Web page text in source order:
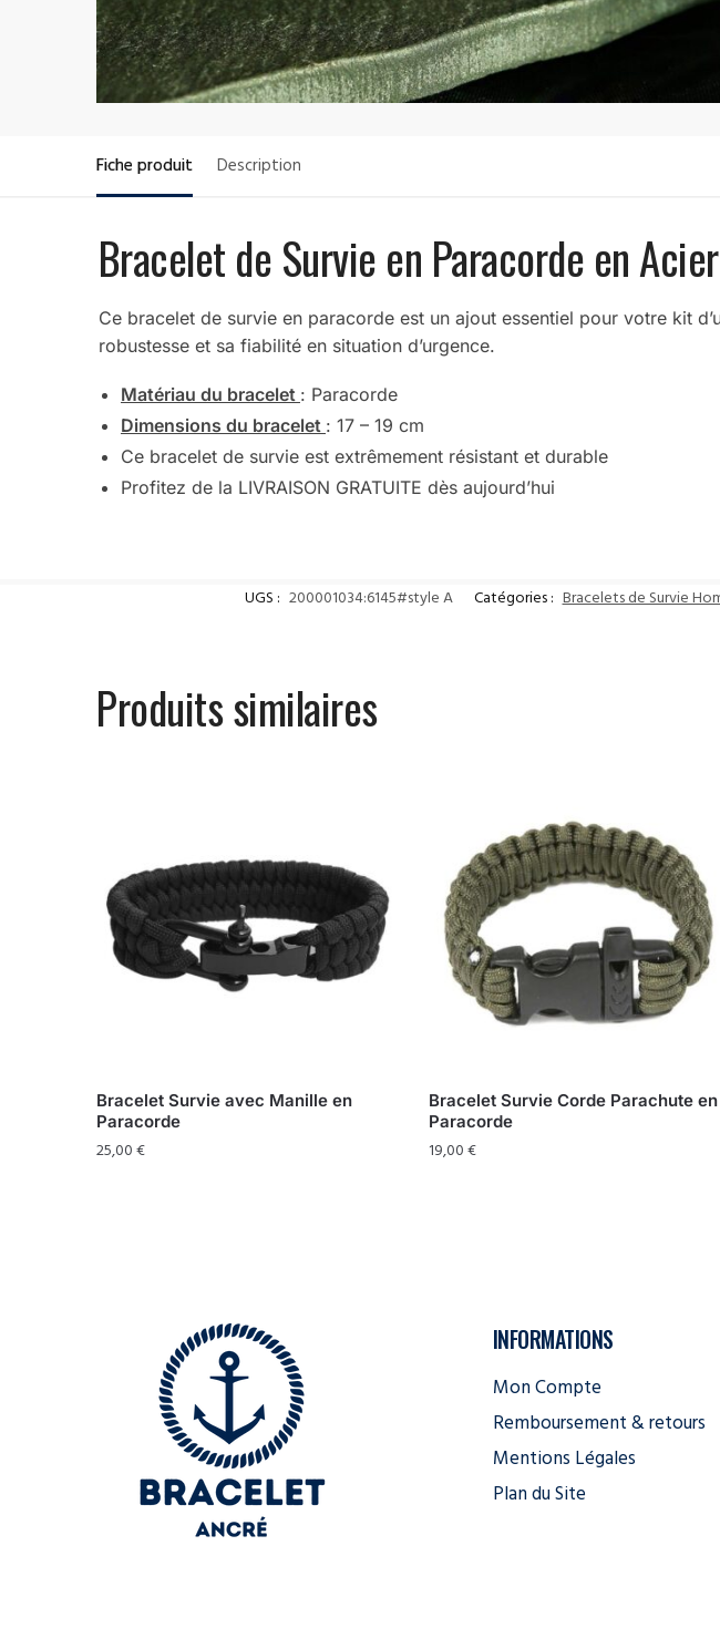
Fiche produit Description
Bracelet de Survie en Paracorde en
Ce bracelet de survie en paracorde est un ajout essentiel pour votre kit
robustesse et sa fiabilité en situation d’urgence.
Matériau du bracelet : Paracorde
Dimensions du bracelet : 17 – 19 cm
Ce bracelet de survie est extrêmement résistant et durable
Profitez de la LIVRAISON GRATUITE dès aujourd’hui
UGS : 200001034:6145#style A Catégories : Bracelets de Survie
Produits similaires
Bracelet Survie avec Manille en
Paracorde
25,00€
Bracelet Survie Corde Parachute en
Paracorde
19,00€
INFORMATIONS
Mon Compte
Remboursement & retours
Mentions Légales
Plan du Site